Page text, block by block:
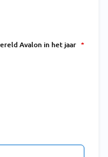
Avalon in het jaar